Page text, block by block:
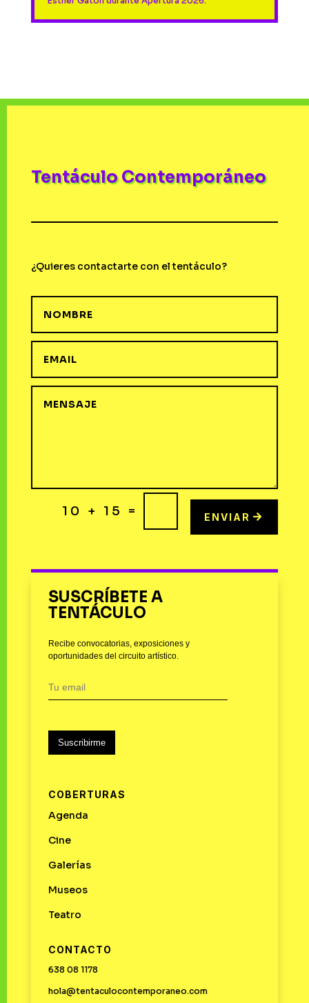
Tentáculo Contemporáneo
¿Quieres contactarte con el tentáculo?
10 + 15 = ENVIAR
SUSCRÍBETE A
TENTÁCULO
Recibe convocatorias, exposiciones y
oportunidades del circuito artístico.
Suscribirme
COBERTURAS
Agenda
Cine
Galerías
Museos
Teatro
CONTACTO
638 08 1178
hola@tentaculocontemporaneo.com